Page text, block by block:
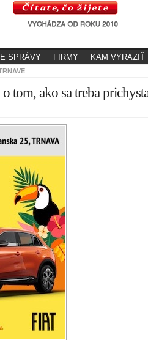
SPRÁVY FIRMY KAM VYRAZIŤ
tom, ako sa treba